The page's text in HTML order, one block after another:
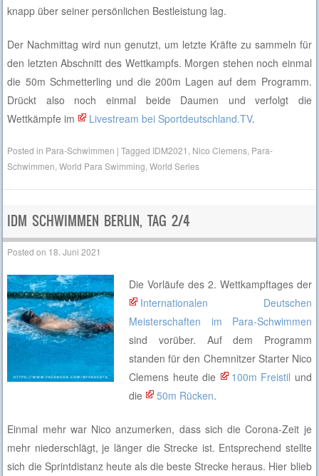
knapp über seiner persönlichen Bestleistung lag.
Der Nachmittag wird nun genutzt, um letzte Kräfte zu sammeln für
den letzten Abschnitt des Wettkampfs. Morgen stehen noch einmal
die 50m Schmetterling und die 200m Lagen auf dem Programm.
Drückt also noch einmal beide Daumen und verfolgt die
Wettkämpfe im
Livestream bei Sportdeutschland.TV.
Posted in Para-Schwimmen |Tagged IDM2021 Nico Clemens Para-
Schwimmen ,World Para Swimming ,World Series
IDM SCHWIMMEN BERLIN, TAG 2/4
Posted on 18. Juni 2021
Die Vorläufe des 2. Wettkampftages der
Internationalen Deutschen
Meisterschaften im Para-Schwimmen
sind vorüber. Auf dem Programm
standen für den Chemnitzer Starter Nico
Clemens heute die
100m Freistil und
die
50m Rücken.
Einmal mehr war Nico anzumerken, dass sich die Corona-Zeit je
mehr niederschlägt, je länger die Strecke ist. Entsprechend stellte
sich die Sprintdistanz heute als die beste Strecke heraus. Hier blieb